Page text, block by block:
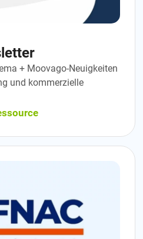
+ Moovago-Neuigkeiten
und kommerzielle